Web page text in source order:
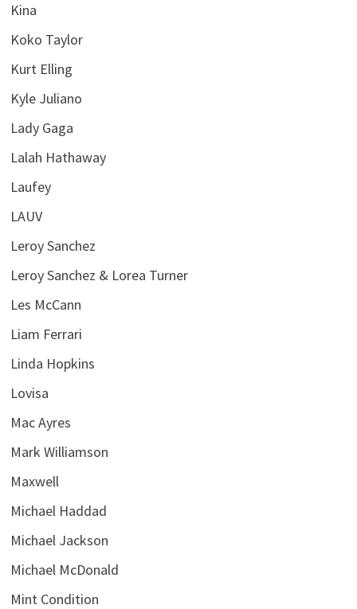
Kina
Koko Taylor
Kurt Elling
Kyle Juliano
Lady Gaga
Lalah Hathaway
Laufey
LAUV
Leroy Sanchez
Leroy Sanchez & Lorea Turner
Les McCann
Liam Ferrari
Linda Hopkins
Lovisa
Mac Ayres
Mark Williamson
Maxwell
Michael Haddad
Michael Jackson
Michael McDonald
Mint Condition